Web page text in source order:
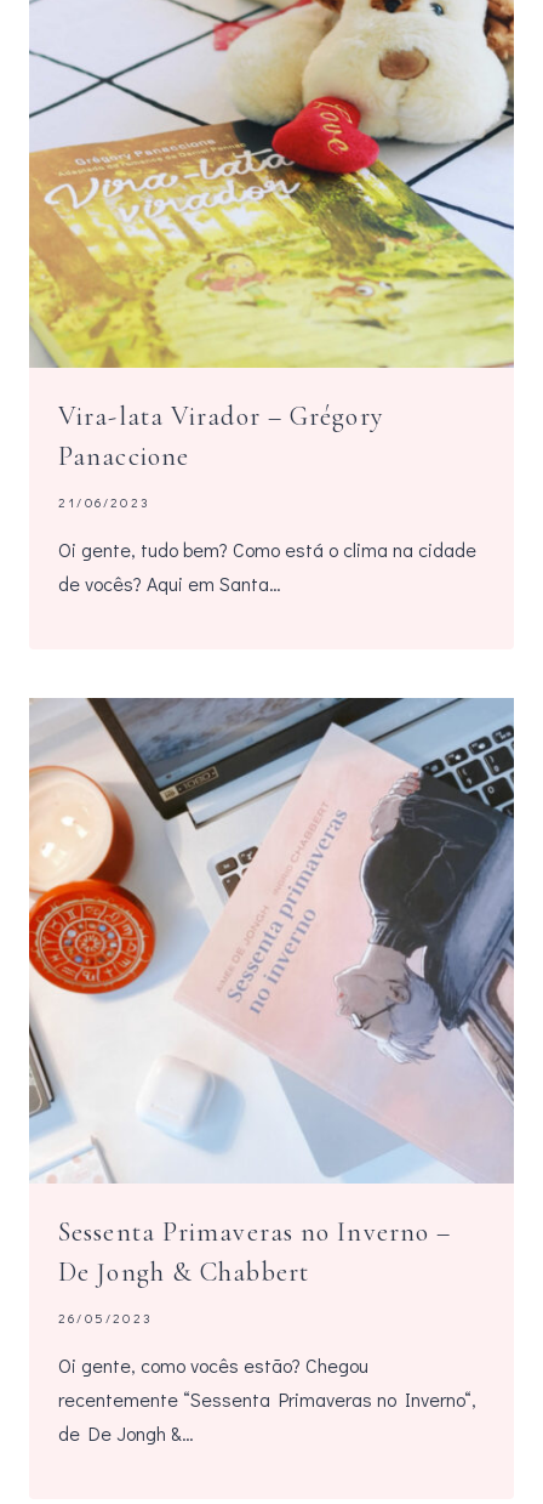
Vira-lata Virador – Grégory
Panaccione
21/06/2023
Oi gente, tudo bem? Como está o clima na cidade
de vocês? Aqui em Santa…
Sessenta Primaveras no Inverno –
De Jongh & Chabbert
26/05/2023
Oi gente, como vocês estão? Chegou
recentemente “Sessenta Primaveras no Inverno“,
de De Jongh &…